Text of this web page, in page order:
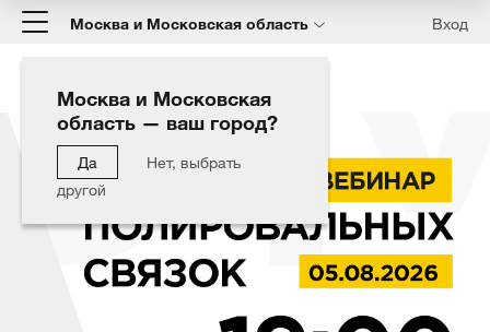
Москва и Московская область
Москва и Московская
область — ваш город?
Да
Нет, выбрать
другой
Вход